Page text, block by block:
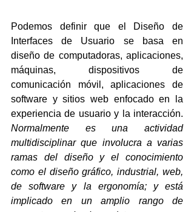
Podemos definir que el Diseño de
Interfaces de Usuario se basa en
diseño de computadoras, aplicaciones,
máquinas, dispositivos de
comunicación móvil, aplicaciones de
software y sitios web enfocado en la
Normalmente es una actividad
multidisciplinar que involucra a varias
ramas del diseño y el conocimiento
como el diseño gráfico, industrial, web,
de software y la ergonomía; y está
implicado en un amplio rango de